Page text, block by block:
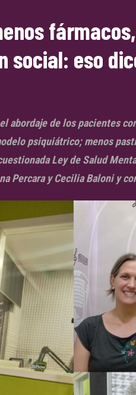
social: eso
abordaje de los pacientes
psiquiátrico; menos
Ley de Salud
Percara y Cecilia Baloni y